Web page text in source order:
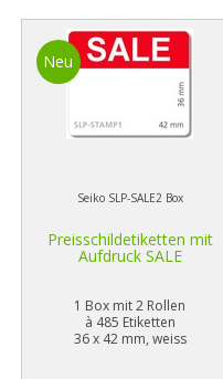
Neu
Seiko SLP-SALE2 Box
Preisschildetiketten mit
Aufdruck SALE
1 Box mit 2 Rollen
à 485 Etiketten
36 x 42 mm, weiss